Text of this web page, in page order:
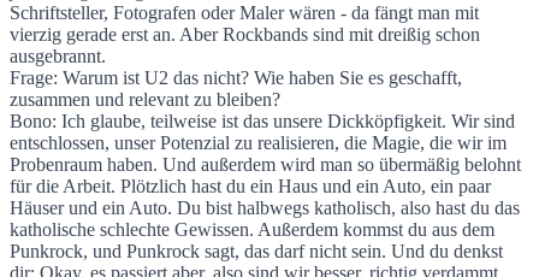
Schriftsteller, Fotografen oder Maler wären - da fängt man mit
vierzig gerade erst an. Aber Rockbands sind mit dreißig schon
ausgebrannt.
Frage: Warum ist U2 das nicht? Wie haben Sie es geschafft,
zusammen und relevant zu bleiben?
Bono: Ich glaube, teilweise ist das unsere Dickköpfigkeit. Wir sind
entschlossen, unser Potenzial zu realisieren, die Magie, die wir im
Probenraum haben. Und außerdem wird man so übermäßig belohnt
für die Arbeit. Plötzlich hast du ein Haus und ein Auto, ein paar
Häuser und ein Auto. Du bist halbwegs katholisch, also hast du das
katholische schlechte Gewissen. Außerdem kommst du aus dem
Punkrock, und Punkrock sagt, das darf nicht sein. Und du denkst